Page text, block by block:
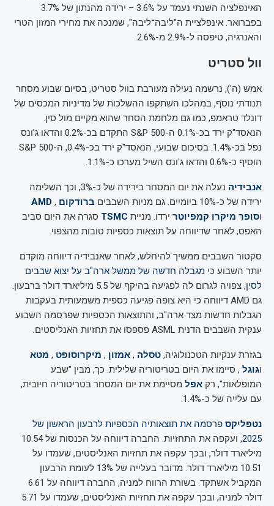
האינפלציה השנתי נעמד על 3.6% – ירידה מהנתון של 3.7%
בפברואר. אינפלציית ה"ליבה־ליבה", שמנכה את מחירי המזון הטרי
והאנרגיה, טיפסה ל-2.9% מ-2.6%.
וול סטריט
אמש (ה'), נרשמה נעילה מעורבת בוול סטריט, בסיום שבוע מסחר
תנודתי נוסף, במהלכו השתקפו ההשלכות של מדיניות המכסים של
דונלד טראמפ, כמו גם מלחמת הסחר שהוא מקיים מול סין.
הנאסד"ק ירד בכ-0.1% ה-S&P 500 התקדם בכ-0.2% והדאו ג'ונס
נפל בכ-1.4%. בסיכום שבועי, הנאסד"ק ירד בכ-0.4%, ה-S&P 500
הוסיף כ-0.6% והדאו ג'ונס השיל מערכו כ-1.1%.
אנבידיה
נעלה את יום המסחר בירידה של כ-3%, וכך השלימה
ירידה של כ-10% ביומיים. גם מניות השבבים
ברודקום ,
AMD
וסופר מיקרו קמפיוטר ירדו. מניית TSMC סגרה את היום סביב
האפס, לאחר שדיווחה על תוצאות כספיות טובות מהצפוי.
סקטור השבבים ממשיך להיחלש, לאחר שאנבידיה דיווחה מוקדם
יותר השבוע כי מגבלה חדשה של ממשל ארה"ב על יצוא שבבים
לסין
, צפויה לגרום לה לפגיעה בהיקף של 5.5 מיליארד דולר ברבעון.
גם AMD דיווחה כי היא צופה פגיעה כספית משמעותית בעקבות
הגבלות חדשות מצד ארה"ב, והתוצאות הכספיות שפרסמה השבוע
ענקית השבבים הדנית ASML פספסו את תחזיות האנליסטים.
בגזרת ענקיות הטכנולוגיה, טסלה , אמזון , מיקרוסופט , מטא
וגוגל , סיימו את היום בטריטוריה שלילית. כך, מבין "שבע
המופלאות", רק אפל מסיימת את יום המסחר בטריטוריה חיובית,
עם עלייה של כ-1.4%.
נטפליקס פרסמה את תוצאותיה הכספיות לרבעון הראשון של
2025
, ועקפה את התחזיות. החברה דיווחה על הכנסות של 10.54
מיליארד דולר, ובכך עקפה את תחזיות האנליסטים, שעמדו על
10.51 מיליארד דולר. מדובר בעלייה של 13% לעומת הרבעון
המקביל אשתקד. בשורת הרווח למניה, החברה דיווחה על 6.61
דולר למניה, ובכך עקפה את תחזיות האנליסטים, שעמדו על 5.71